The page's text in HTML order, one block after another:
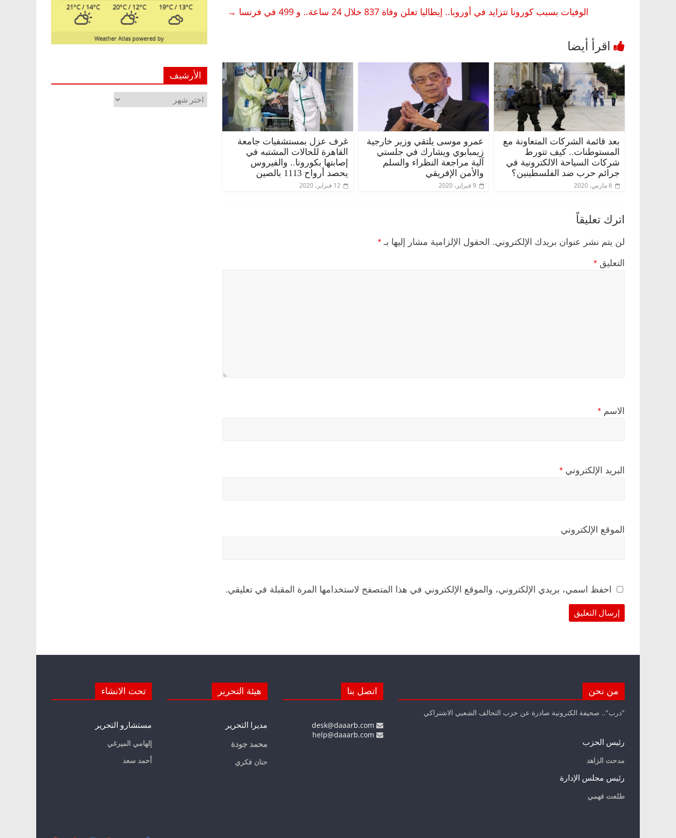
الوفيات بسبب كورونا تتزايد في أوروبا.. إيطاليا تعلن وفاة 837 خلال 24 ساعة.. و 499 في فرنسا
→
بعد قائمة الشركات المتعاونة مع
المستوطنات.. كيف تتورط
شركات السياحة الالكترونية في
جرائم حرب ضد الفلسطينين؟
8 مارس، 2020
عمرو موسى يلتقي وزير خارجية
زيمبابوي ويشارك في جلستي
آلية مراجعة النظراء والسلم
والأمن الإفريقي
9 فبراير، 2020
غرف عزل بمستشفيات جامعة
القاهرة للحالات المشتبه في
إصابتها بكورونا.. والفيروس
يحصد أرواح 1113 بالصين
12 فبراير، 2020
اترك تعليقاً
لن يتم نشر عنوان بريدك الإلكتروني. الحقول الإلزامية مشار إليها بـ *
التعليق *
الاسم *
البريد الإلكتروني *
الموقع الإلكتروني
احفظ اسمي، بريدي الإلكتروني، والموقع الإلكتروني في هذا المتصفح لاستخدامها المرة المقبلة في تعليقي.
19°C/ 13°C
20°C/ 12°C
21°C/ 14°C
powered by
Weather Atlas
الأرشيف
الأرشيف
من نحن
"درب".. صحيفة الكترونية صادرة عن حزب التحالف الشعبي الاشتراكي
رئيس الحزب
مدحت الزاهد
رئيس مجلس الإدارة
طلعت فهمي
اتصل بنا هيئة التحرير
مديرا التحرير
محمد جودة
حنان فكري
تحت الانشاء
مستشارو التحرير
إلهامي الميرغي
أحمد سعد